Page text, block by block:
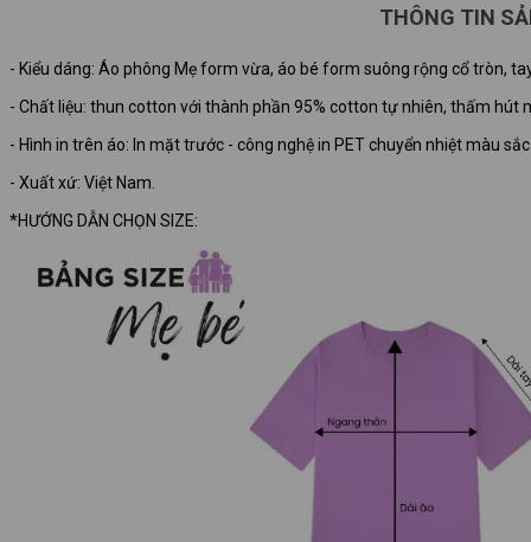
THÔNG TIN
- Kiểu dáng: Áo phông Mẹ form vừa, áo bé form suông rộng cổ tròn,
- Chất liệu: thun cotton với thành phần 95% cotton tự nhiên, thấm hút
- Hình in trên áo: In mặt trước - công nghệ in PET chuyển nhiệt màu
- Xuất xứ: Việt Nam.
*HƯỚNG DẪN CHỌN SIZE: